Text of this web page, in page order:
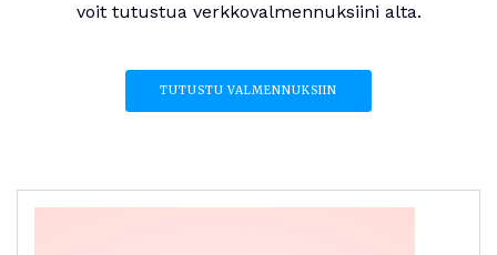
voit tutustua verkkovalmennuksiini alta.
TUTUSTU VALMENNUKSIIN